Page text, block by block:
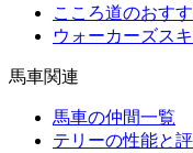
こころ道のおす
ウォーカーズス
馬車関連
馬車の仲間一覧
テリーの性能と